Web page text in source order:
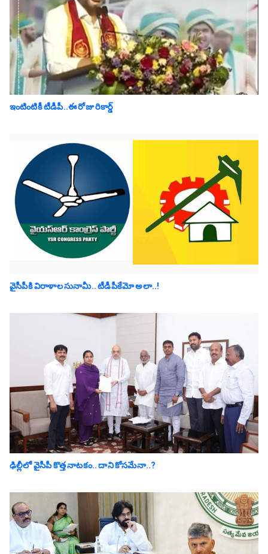
ఇంటింటికీ టీడీపీ..ఈ రోజు రికార్డ్
వైసీపీకి విరాళాల సునామీ.. టీడీపీకేమో అలా..!
ఢిల్లీలో వైసీపీ కొత్త నాట‌కం.. దాని కోస‌మేనా..?